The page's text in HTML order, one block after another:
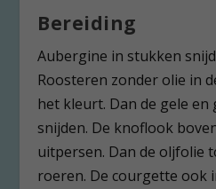
Bereiding
Aubergine in stukken
Roosteren zonder olie in
het kleurt. Dan de gele
snijden. De knoflook
uitpersen. Dan de oljfolie
roeren. De courgette ook